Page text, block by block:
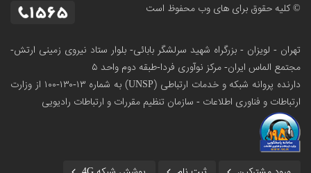
© کلیه حقوق برای های وب محفوظ است
تهران - لویزان - بزرگراه شهید سرلشگر بابائی- بلوار ستاد نیروی زمینی ارتش-
مجتمع الماس ایران- مرکز نوآوری فردا-طبقه دوم واحد ۵
دارنده پروانه شبکه و خدمات ارتباطی (UNSP) به شماره ۱۳-۱۳۰-۱۰۰
از وزارت
ارتباطات و فناوری اطلاعات - سازمان تنظیم مقررات و ارتباطات رادیویی